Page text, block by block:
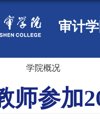
审计
学院概况
师参加